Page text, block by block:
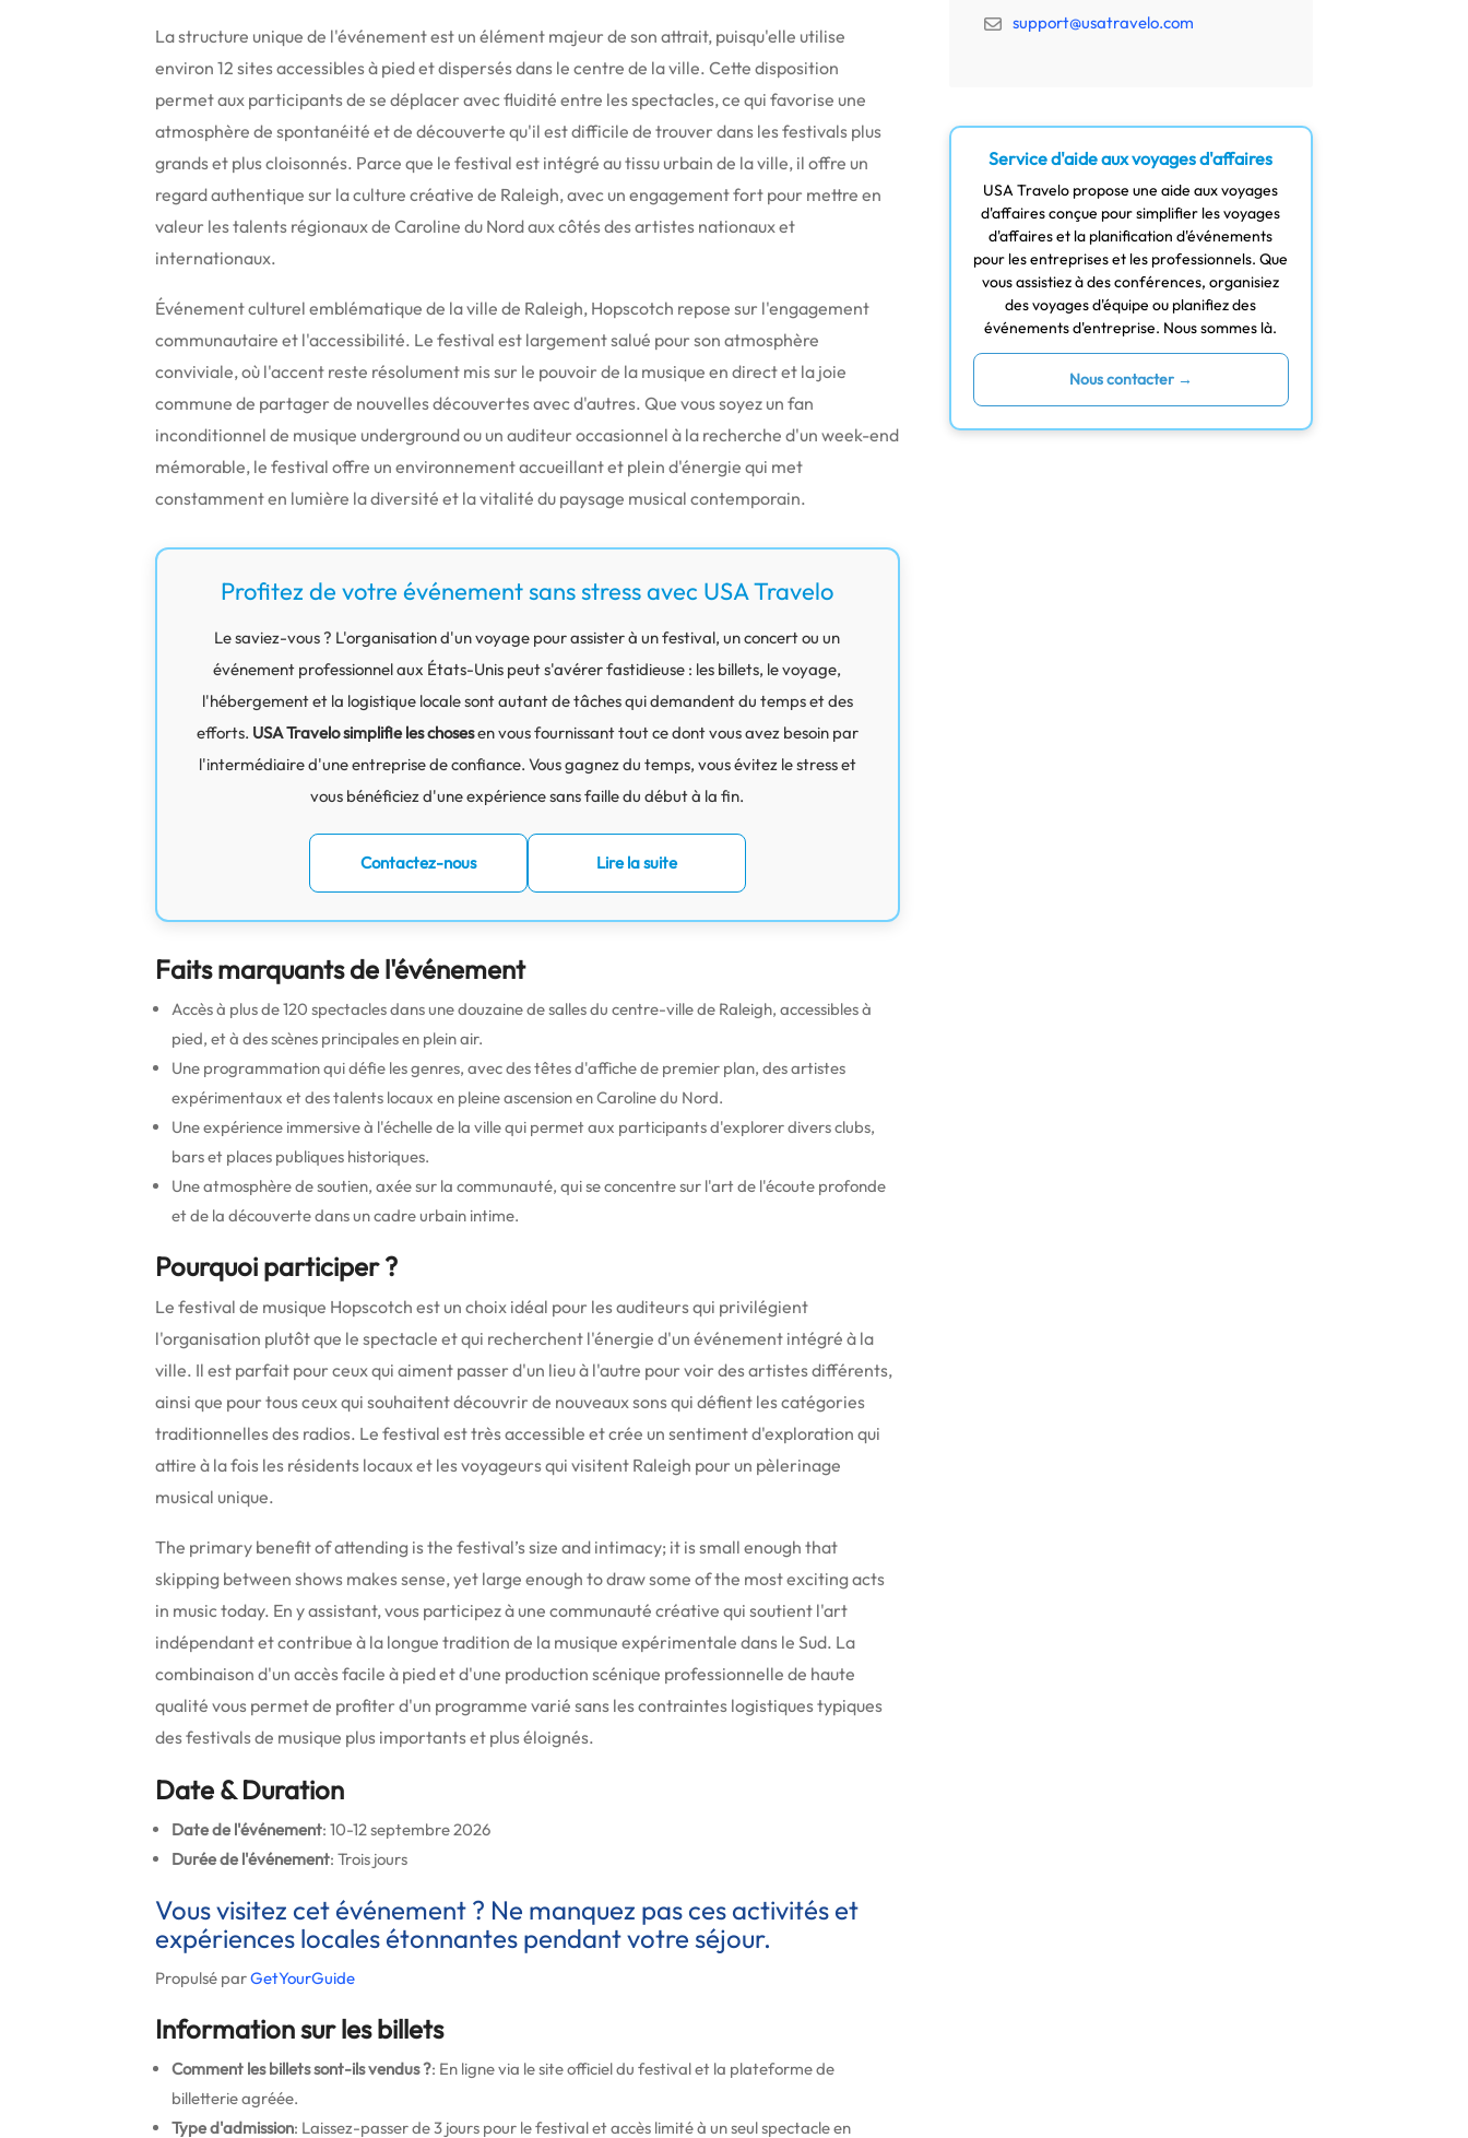
La structure unique de l'événement est un élément majeur de son attrait, puisqu'elle utilise
environ 12 sites accessibles à pied et dispersés dans le centre de la ville. Cette disposition
permet aux participants de se déplacer avec fluidité entre les spectacles, ce qui favorise une
atmosphère de spontanéité et de découverte qu'il est difficile de trouver dans les festivals plus
grands et plus cloisonnés. Parce que le festival est intégré au tissu urbain de la ville, il offre un
regard authentique sur la culture créative de Raleigh, avec un engagement fort pour mettre en
valeur les talents régionaux de Caroline du Nord aux côtés des artistes nationaux et
internationaux.
Événement culturel emblématique de la ville de Raleigh, Hopscotch repose sur l'engagement
communautaire et l'accessibilité. Le festival est largement salué pour son atmosphère
conviviale, où l'accent reste résolument mis sur le pouvoir de la musique en direct et la joie
commune de partager de nouvelles découvertes avec d'autres. Que vous soyez un fan
inconditionnel de musique underground ou un auditeur occasionnel à la recherche d'un week-end
mémorable, le festival offre un environnement accueillant et plein d'énergie qui met
constamment en lumière la diversité et la vitalité du paysage musical contemporain.
Profitez de votre événement sans stress avec USA Travelo
Le saviez-vous ? L'organisation d'un voyage pour assister à un festival, un concert ou un
événement professionnel aux États-Unis peut s'avérer fastidieuse : les billets, le voyage,
l'hébergement et la logistique locale sont autant de tâches qui demandent du temps et des
efforts. USA Travelo simplifie les chosesen vous fournissant tout ce dont vous avez besoin par
l'intermédiaire d'une entreprise de confiance. Vous gagnez du temps, vous évitez le stress et
vous bénéficiez d'une expérience sans faille du début à la fin.
Contactez-nous Lire la suite
Faits marquants de l'événement
Accès à plus de 120 spectacles dans une douzaine de salles du centre-ville de Raleigh, accessibles à
pied, et à des scènes principales en plein air.
Une programmation qui défie les genres, avec des têtes d'affiche de premier plan, des artistes
expérimentaux et des talents locaux en pleine ascension en Caroline du Nord.
Une expérience immersive à l'échelle de la ville qui permet aux participants d'explorer divers clubs,
bars et places publiques historiques.
Une atmosphère de soutien, axée sur la communauté, qui se concentre sur l'art de l'écoute profonde
et de la découverte dans un cadre urbain intime.
Pourquoi participer ?
Le festival de musique Hopscotch est un choix idéal pour les auditeurs qui privilégient
l'organisation plutôt que le spectacle et qui recherchent l'énergie d'un événement intégré à la
ville. Il est parfait pour ceux qui aiment passer d'un lieu à l'autre pour voir des artistes différents,
ainsi que pour tous ceux qui souhaitent découvrir de nouveaux sons qui défient les catégories
traditionnelles des radios. Le festival est très accessible et crée un sentiment d'exploration qui
attire à la fois les résidents locaux et les voyageurs qui visitent Raleigh pour un pèlerinage
musical unique.
The primary benefit of attending is the festival’s size and intimacy; it is small enough that
skipping between shows makes sense, yet large enough to draw some of the most exciting acts
in music today. En y assistant, vous participez à une communauté créative qui soutient l'art
indépendant et contribue à la longue tradition de la musique expérimentale dans le Sud. La
combinaison d'un accès facile à pied et d'une production scénique professionnelle de haute
qualité vous permet de profiter d'un programme varié sans les contraintes logistiques typiques
des festivals de musique plus importants et plus éloignés.
Date & Duration
Date de l'événement: 10-12 septembre 2026
Durée de l'événement: Trois jours
Vous visitez cet événement ? Ne manquez pas ces activités et
expériences locales étonnantes pendant votre séjour.
Propulsé parGetYourGuide
Information sur les billets
Comment les billets sont-ils vendus ?: En ligne via le site officiel du festival et la plateforme de
billetterie agréée.
Type d'admission: Laissez-passer de 3 jours pour le festival et accès limité à un seul spectacle en
support@usatravelo.com
Service d'aide aux voyages d'affaires
USA Travelo propose une aide aux voyages
d'affaires conçue pour simplifier les voyages
d'affaires et la planification d'événements
pour les entreprises et les professionnels. Que
vous assistiez à des conférences, organisiez
des voyages d'équipe ou planifiez des
événements d'entreprise. Nous sommes là.
Nous contacter →